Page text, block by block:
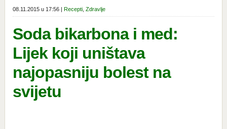
08.11.2015 u 17:56 | Recepti, Zdravlje
Soda bikarbona i med:
Lijek koji uništava
najopasniju bolest na
svijetu